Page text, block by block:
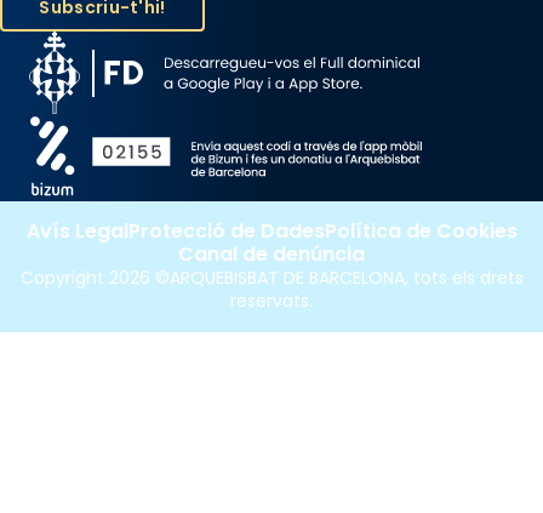
Copyright 2026 ©ARQUEBISBAT DE BARCELONA, tots els drets
reservats.
Avís LegalProtecció de DadesPolítica de Cookies
Canal de denúncia